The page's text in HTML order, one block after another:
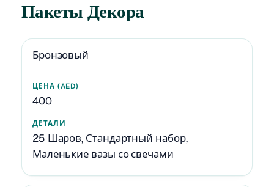
Пакеты Декора
Бронзовый
400
25 Шаров, Стандартный набор,
Маленькие вазы со свечами